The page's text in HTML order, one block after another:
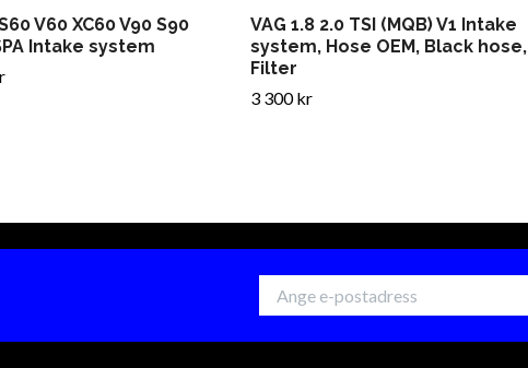
V60 XC60 V90 S90
Intake system
VAG 1.8 2.0 TSI (MQB) V1 Intake
system, Hose OEM, Black hose,
Filter
3 300 kr